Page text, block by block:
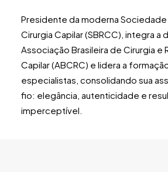
Presidente da moderna Sociedade
Cirurgia Capilar (SBRCC), integra a
Associação Brasileira de Cirurgia e
Capilar (ABCRC) e lidera a
especialistas, consolidando sua
fio: elegância, autenticidade e
imperceptível.